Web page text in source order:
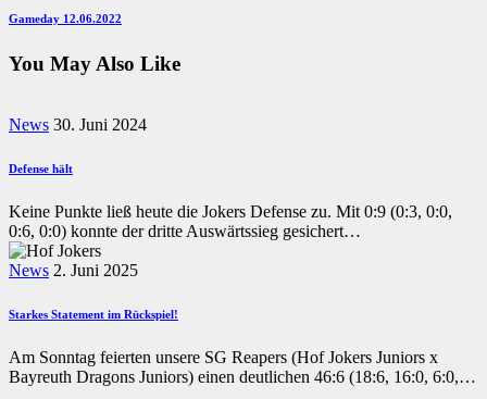
Next
Gameday 12.06.2022
You May Also Like
News 30. Juni 2024
Defense hält
Keine Punkte ließ heute die Jokers Defense zu. Mit 0:9 (0:3, 0:0,
0:6, 0:0) konnte der dritte Auswärtssieg gesichert…
News 2. Juni 2025
Starkes Statement im Rückspiel!
Am Sonntag feierten unsere SG Reapers (Hof Jokers Juniors x
Bayreuth Dragons Juniors) einen deutlichen 46:6 (18:6, 16:0, 6:0,…